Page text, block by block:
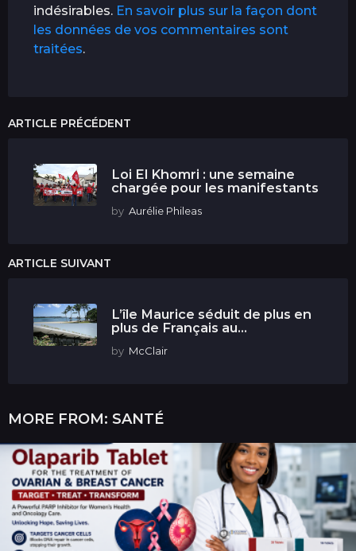
indésirables. En savoir plus sur la façon dont
les données de vos commentaires sont
traitées.
ARTICLE PRÉCÉDENT
Loi El Khomri : une semaine
chargée pour les manifestants
by Aurélie Phileas
ARTICLE SUIVANT
L’île Maurice séduit de plus en
plus de Français au...
by McClair
MORE FROM: SANTÉ